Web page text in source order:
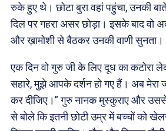
रुके हुए थे। छोटा बुरा वहां पहुंचा, उनकी
दिल पर गहरा असर छोड़ा। इसके बाद वो
और ख़ामोशी से बैठकर उनकी वाणी सुनता।
एक दिन वो गुरु जी के लिए दूध का कटोरा
सहारे, मुझे आपके दर्शन हो गए हैं। अब
कर दीजिए।” गुरु नानक मुस्कुराए और
से बोले कि इतनी छोटी उम्र में बच्चों को